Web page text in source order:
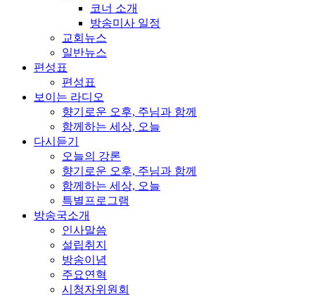
코너 소개
방송미사 일정
교회뉴스
일반뉴스
편성표
편성표
보이는 라디오
향기로운 오후, 주님과 함께
함께하는 세상, 오늘
다시듣기
오늘의 강론
향기로운 오후, 주님과 함께
함께하는 세상, 오늘
특별프로그램
방송국소개
인사말씀
설립취지
방송이념
주요연혁
시청자위원회